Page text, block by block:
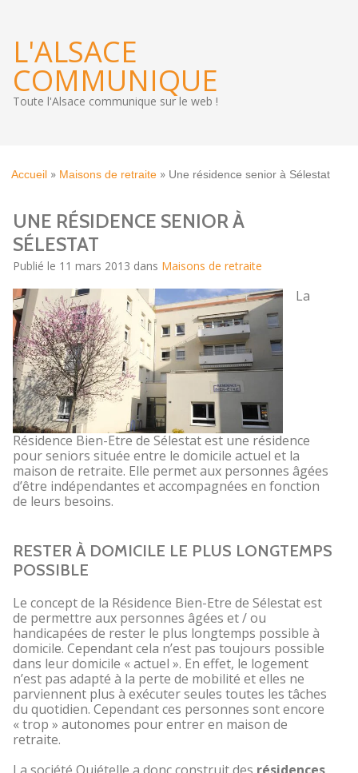
L'ALSACE
COMMUNIQUE
Toute l'Alsace communique sur le web !
Accueil » Maisons de retraite » Une résidence senior à Sélestat
UNE RÉSIDENCE SENIOR À
SÉLESTAT
Publié le 11 mars 2013 dans Maisons de retraite
La
Résidence Bien-Etre de Sélestat est une résidence
pour seniors située entre le domicile actuel et la
maison de retraite. Elle permet aux personnes âgées
d’être indépendantes et accompagnées en fonction
de leurs besoins.
RESTER À DOMICILE LE PLUS LONGTEMPS
POSSIBLE
Le concept de la Résidence Bien-Etre de Sélestat est
de permettre aux personnes âgées et / ou
handicapées de rester le plus longtemps possible à
domicile. Cependant cela n’est pas toujours possible
dans leur domicile « actuel ». En effet, le logement
n’est pas adapté à la perte de mobilité et elles ne
parviennent plus à exécuter seules toutes les tâches
du quotidien. Cependant ces personnes sont encore
« trop » autonomes pour entrer en maison de
retraite.